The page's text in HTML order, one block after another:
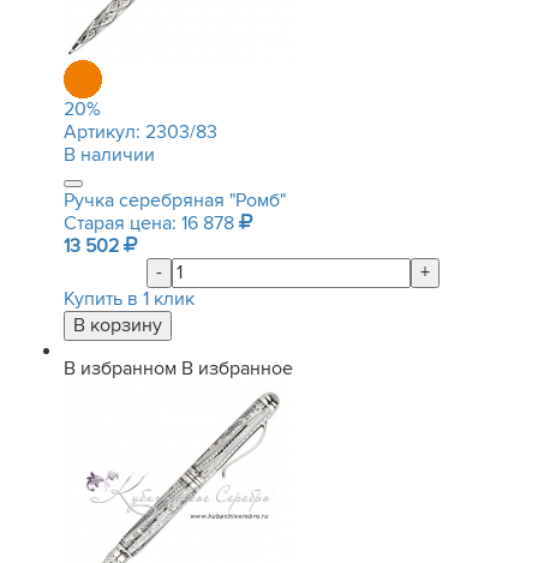
20%
Артикул: 2303/83
В наличии
Ручка серебряная "Ромб"
Старая цена: 16 878
13 502
-
+
Купить в 1 клик
В избранном В избранное